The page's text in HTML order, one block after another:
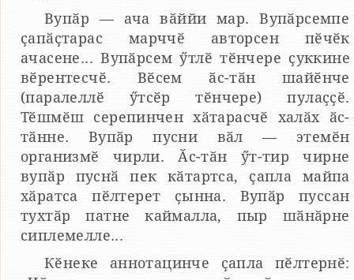
Вупӑр — ача вӑййи мар. Вупӑрсемпе
ҫапӑҫтарас марччӗ авторсен пӗчӗк
ачасене... Вупӑрсем ӳтлӗ тӗнчере ҫуккине
вӗрентесчӗ. Вӗсем ӑс-тӑн шайӗнче
(паралеллӗ ӳтсӗр тӗнчере) пулаҫҫӗ.
Тӗшмӗш серепинчен хӑтарасчӗ халӑх ӑс-
тӑнне. Вупӑр пусни вӑл — этемӗн
организмӗ чирли. Ӑс-тӑн ӳт-тир чирне
вупӑр пуснӑ пек кӑтартса, ҫапла майпа
хӑратса пӗлтерет ҫынна. Вупӑр пуссан
тухтӑр патне каймалла, пыр шӑнӑрне
сиплемелле...
Кӗнеке аннотацинче ҫапла пӗлтернӗ: